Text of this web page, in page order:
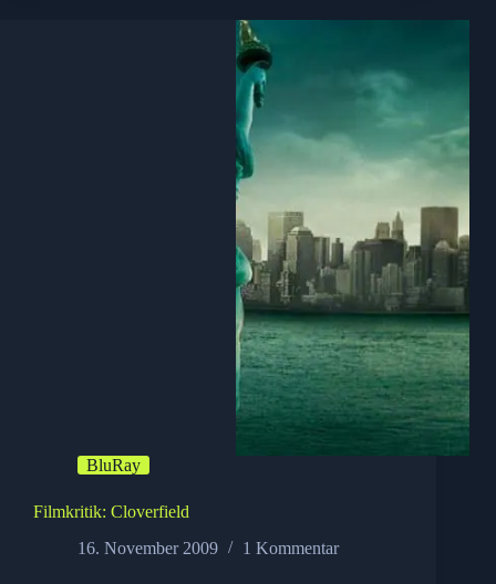
BluRay
Filmkritik: Cloverfield
16. November 2009
1 Kommentar